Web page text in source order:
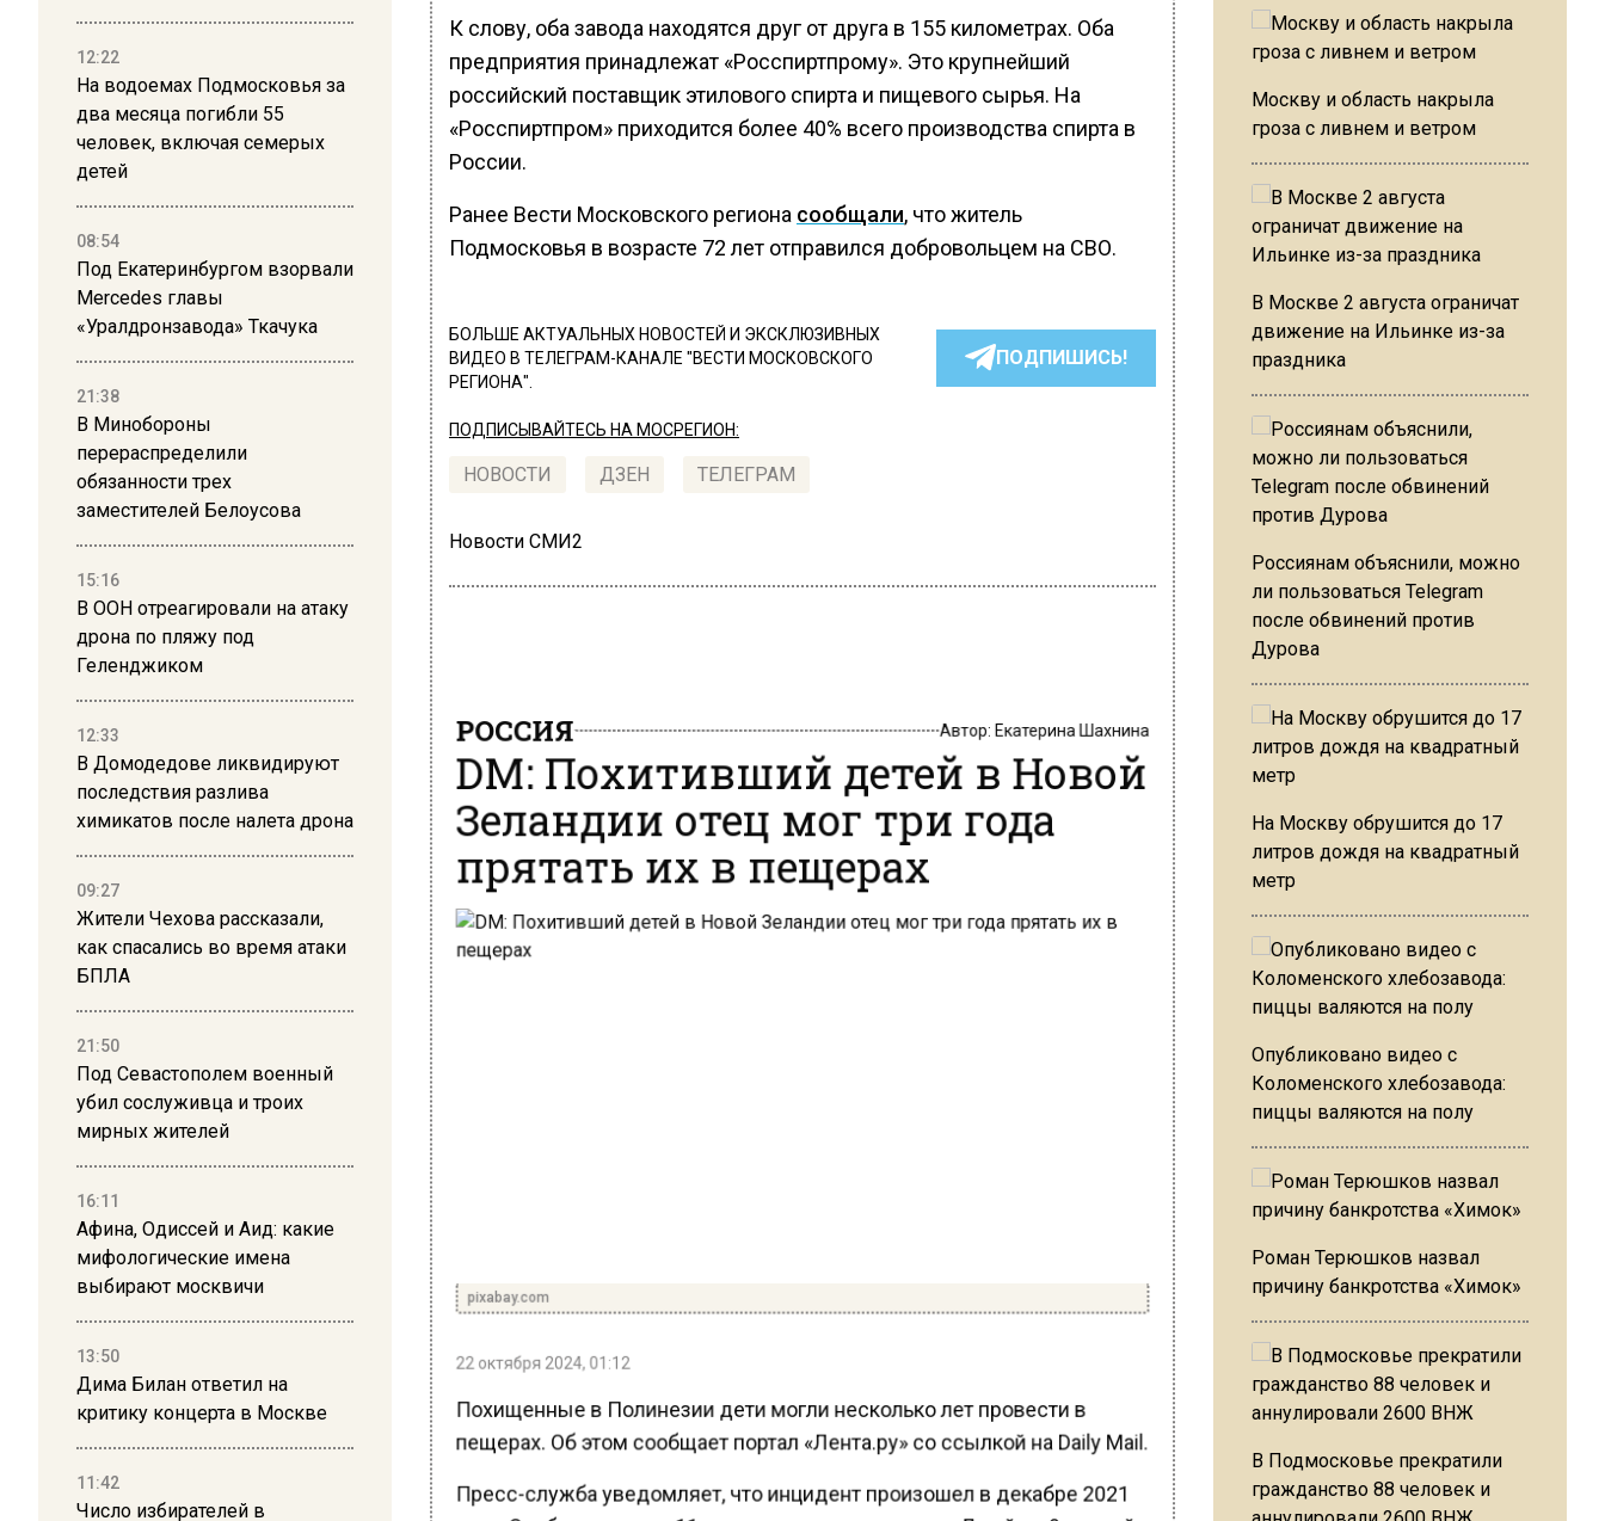
12:22
На водоемах Подмосковья за
два месяца погибли 55
человек, включая семерых
детей
08:54
Под Екатеринбургом взорвали
Mercedes главы
«Уралдронзавода» Ткачука
21:38
В Минобороны
перераспределили
обязанности трех
заместителей Белоусова
15:16
В ООН отреагировали на атаку
дрона по пляжу под
Геленджиком
12:33
В Домодедове ликвидируют
последствия разлива
химикатов после налета дрона
09:27
Жители Чехова рассказали,
как спасались во время атаки
БПЛА
21:50
Под Севастополем военный
убил сослуживца и троих
мирных жителей
16:11
Афина, Одиссей и Аид: какие
мифологические имена
выбирают москвичи
13:50
Дима Билан ответил на
критику концерта в Москве
11:42
Число избирателей в
К слову, оба завода находятся друг от друга в 155 километрах. Оба
предприятия принадлежат «Росспиртпрому». Это крупнейший
российский поставщик этилового спирта и пищевого сырья. На
«Росспиртпром» приходится более 40% всего производства спирта в
России.
Ранее Вести Московского региона сообщали, что житель
Подмосковья в возрасте 72 лет отправился добровольцем на СВО.
БОЛЬШЕ АКТУАЛЬНЫХ НОВОСТЕЙ И ЭКСКЛЮЗИВНЫХ
ВИДЕО В ТЕЛЕГРАМ-КАНАЛЕ "ВЕСТИ МОСКОВСКОГО
РЕГИОНА".
ПОДПИШИСЬ!
ПОДПИСЫВАЙТЕСЬ НА МОСРЕГИОН:
НОВОСТИ ДЗЕН ТЕЛЕГРАМ
Новости СМИ2
РОССИЯ
DM: Похитивший детей в Новой
Зеландии отец мог три года
прятать их в пещерах
pixabay.com
22 октября 2024, 01:12
Похищенные в Полинезии дети могли несколько лет провести в
пещерах. Об этом сообщает портал «Лента.ру» со ссылкой на Daily Mail.
Пресс-служба уведомляет, что инцидент произошел в декабре 2021
Москву и область накрыла
гроза с ливнем и ветром
В Москве 2 августа ограничат
движение на Ильинке из-за
праздника
Россиянам объяснили, можно
ли пользоваться Telegram
после обвинений против
Дурова
На Москву обрушится до 17
литров дождя на квадратный
метр
Опубликовано видео с
Коломенского хлебозавода:
пиццы валяются на полу
Роман Терюшков назвал
причину банкротства «Химок»
В Подмосковье прекратили
гражданство 88 человек и